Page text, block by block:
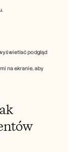
podgląd
na ekranie, aby